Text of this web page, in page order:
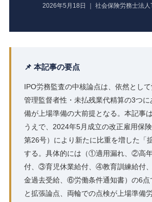
2026年5月18日 ｜ 社会保険労務士法
📌 本記事の要点
IPO労務監査の中核論点は、依然として
管理監督者性・未払残業代精算の3つ
備が上場準備の大前提となる。本記事
うえで、2024年5月成立の改正雇用保
第26号）により新たに比重を増した「
する。具体的には（①適用漏れ、②高
付、③育児休業給付、④教育訓練給付
金過去受給、⑥労働条件通知書）の6点
と拡張論点、両輪での点検が上場準備